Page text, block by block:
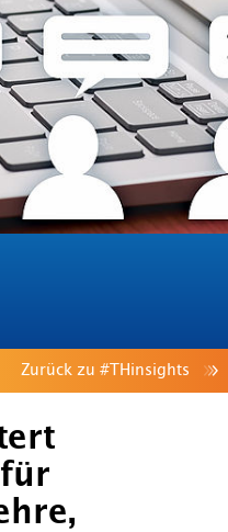
Webmail
English
Zurück zu #THinsights